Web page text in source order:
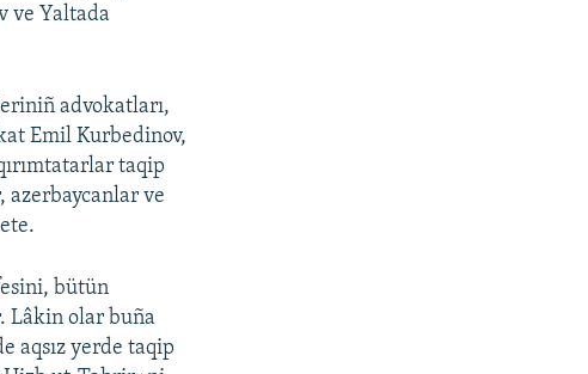
ve Yaltada
advokatları,
Emil Kurbedinov,
taqip
ve
bütün
Lâkin olar buña
aqsız yerde taqip